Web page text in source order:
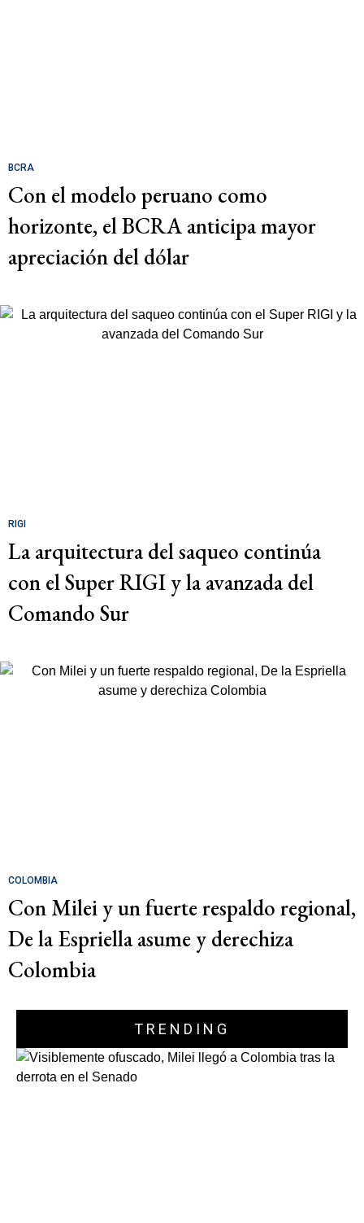
BCRA
Con el modelo peruano como
horizonte, el BCRA anticipa mayor
apreciación del dólar
RIGI
La arquitectura del saqueo continúa
con el Super RIGI y la avanzada del
Comando Sur
COLOMBIA
Con Milei y un fuerte respaldo regional,
De la Espriella asume y derechiza
Colombia
TRENDING